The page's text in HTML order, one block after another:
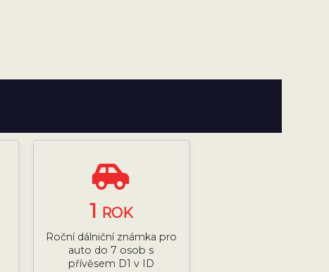
1 ROK
Roční dálniční známka pro
auto do 7 osob s
přívěsem D1 v ID